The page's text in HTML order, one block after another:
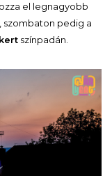
el legnagyobb
szombaton pedig a
színpadán.